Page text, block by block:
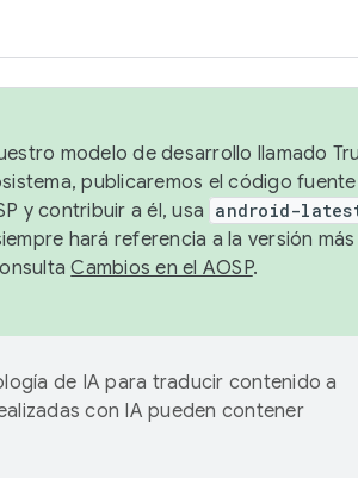
modelo de desarrollo llamado
publicaremos el código fuente
y contribuir a él, usa android-
hará referencia a la versión
Cambios en el AOSP.
de IA para traducir contenido a
con IA pueden contener